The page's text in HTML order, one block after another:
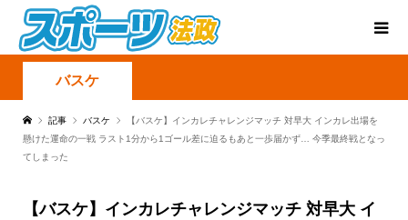
バスケ
記事 バスケ
【バスケ】インカレチャレンジマッチ 対早大 インカレ出場を
懸けた運命の一戦 ラスト1分から1ゴール差に迫るもあと一歩届かず… 今季最終戦となっ
てしまった
【バスケ】インカレチャレンジマッチ 対早大 イ